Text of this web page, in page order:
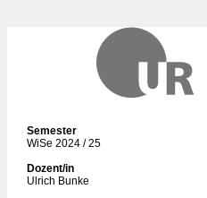
Semester
WiSe 2024 / 25
Dozent/in
Ulrich Bunke